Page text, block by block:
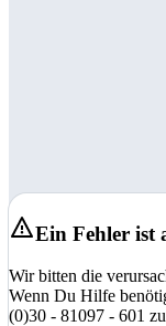
Ein Fehler ist
Wir bitten die
Wenn Du Hilfe
(0)30 - 81097 - 601